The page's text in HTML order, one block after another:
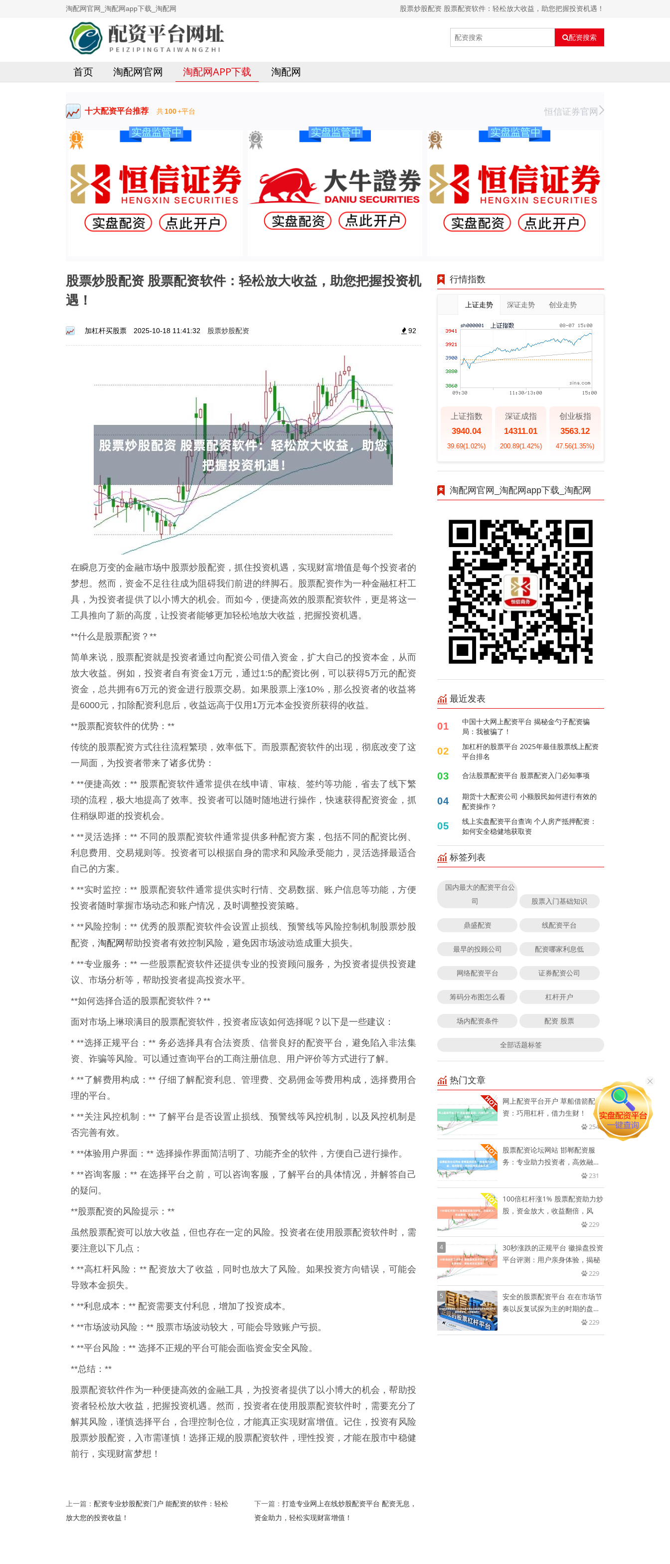
淘配网官网_淘配网app下载_淘配网 股票炒股配资 股票配资软件：轻松放大收益，助您把握投资机遇！
配资搜索
首页 淘配网官网 淘配网APP下载 淘配网
十大配资平台推荐 共100+平台 恒信证券官网
股票炒股配资 股票配资软件：轻松放大收益，助您把握投资机
遇！
加杠杆买股票 2025-10-18 11:41:32 股票炒股配资 92
在瞬息万变的金融市场中股票炒股配资，抓住投资机遇，实现财富增值是每个投资者的
梦想。然而，资金不足往往成为阻碍我们前进的绊脚石。股票配资作为一种金融杠杆工
具，为投资者提供了以小博大的机会。而如今，便捷高效的股票配资软件，更是将这一
工具推向了新的高度，让投资者能够更加轻松地放大收益，把握投资机遇。
**什么是股票配资？**
简单来说，股票配资就是投资者通过向配资公司借入资金，扩大自己的投资本金，从而
放大收益。例如，投资者自有资金1万元，通过1:5的配资比例，可以获得5万元的配资
资金，总共拥有6万元的资金进行股票交易。如果股票上涨10%，那么投资者的收益将
是6000元，扣除配资利息后，收益远高于仅用1万元本金投资所获得的收益。
**股票配资软件的优势：**
传统的股票配资方式往往流程繁琐，效率低下。而股票配资软件的出现，彻底改变了这
一局面，为投资者带来了诸多优势：
* **便捷高效：** 股票配资软件通常提供在线申请、审核、签约等功能，省去了线下繁
琐的流程，极大地提高了效率。投资者可以随时随地进行操作，快速获得配资资金，抓
住稍纵即逝的投资机会。
* **灵活选择：** 不同的股票配资软件通常提供多种配资方案，包括不同的配资比例、
利息费用、交易规则等。投资者可以根据自身的需求和风险承受能力，灵活选择最适合
自己的方案。
* **实时监控：** 股票配资软件通常提供实时行情、交易数据、账户信息等功能，方便
投资者随时掌握市场动态和账户情况，及时调整投资策略。
* **风险控制：** 优秀的股票配资软件会设置止损线、预警线等风险控制机制股票炒股
配资， 淘配网帮助投资者有效控制风险，避免因市场波动造成重大损失。
* **专业服务：** 一些股票配资软件还提供专业的投资顾问服务，为投资者提供投资建
议、市场分析等，帮助投资者提高投资水平。
**如何选择合适的股票配资软件？**
面对市场上琳琅满目的股票配资软件，投资者应该如何选择呢？以下是一些建议：
* **选择正规平台：** 务必选择具有合法资质、信誉良好的配资平台，避免陷入非法集
资、诈骗等风险。可以通过查询平台的工商注册信息、用户评价等方式进行了解。
* **了解费用构成：** 仔细了解配资利息、管理费、交易佣金等费用构成，选择费用合
理的平台。
* **关注风控机制：** 了解平台是否设置止损线、预警线等风控机制，以及风控机制是
否完善有效。
* **体验用户界面：** 选择操作界面简洁明了、功能齐全的软件，方便自己进行操作。
* **咨询客服：** 在选择平台之前，可以咨询客服，了解平台的具体情况，并解答自己
的疑问。
**股票配资的风险提示：**
虽然股票配资可以放大收益，但也存在一定的风险。投资者在使用股票配资软件时，需
要注意以下几点：
* **高杠杆风险：** 配资放大了收益，同时也放大了风险。如果投资方向错误，可能会
导致本金损失。
* **利息成本：** 配资需要支付利息，增加了投资成本。
* **市场波动风险：** 股票市场波动较大，可能会导致账户亏损。
* **平台风险：** 选择不正规的平台可能会面临资金安全风险。
**总结：**
股票配资软件作为一种便捷高效的金融工具，为投资者提供了以小博大的机会，帮助投
资者轻松放大收益，把握投资机遇。然而，投资者在使用股票配资软件时，需要充分了
解其风险，谨慎选择平台，合理控制仓位，才能真正实现财富增值。记住，投资有风险
股票炒股配资，入市需谨慎！选择正规的股票配资软件，理性投资，才能在股市中稳健
前行，实现财富梦想！
上一篇： 配资专业炒股配资门户 能配资的软件：轻松
放大您的投资收益！
下一篇： 打造专业网上在线炒股配资平台 配资无息，
资金助力，轻松实现财富增值！
行情指数
上证走势 深证走势 创业走势
上证指数
3940.04
39.69(1.02%)
深证成指
14311.01
200.89(1.42%)
创业板指
3563.12
47.56(1.35%)
淘配网官网_淘配网app下载_淘配网
最近发表
01
中国十大网上配资平台 揭秘金勺子配资骗
局：我被骗了！
02
加杠杆的股票平台 2025年最佳股票线上配资
平台排名
03 合法股票配资平台 股票配资入门必知事项
04
期货十大配资公司 小额股民如何进行有效的
配资操作？
05
线上实盘配资平台查询 个人房产抵押配资：
如何安全稳健地获取资
标签列表
国内最大的配资平台公
司
股票入门基础知识
鼎盛配资 线配资平台
最早的投顾公司 配资哪家利息低
网络配资平台 证券配资公司
筹码分布图怎么看 杠杆开户
场内配资条件 配资 股票
全部话题标签
热门文章
网上配资平台开户 草船借箭配
资：巧用杠杆，借力生财！
254
股票配资论坛网站 邯郸配资服
务：专业助力投资者，高效融
231
100倍杠杆涨1% 股票配资助力炒
股，资金放大，收益翻倍，风
229
4
30秒涨跌的正规平台 徽操盘投资
平台评测：用户亲身体验，揭秘
229
5
安全的股票配资平台 在在市场节
奏以反复试探为主的时期的盘面
229